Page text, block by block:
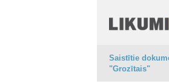
Saistītie
"Grozītais"